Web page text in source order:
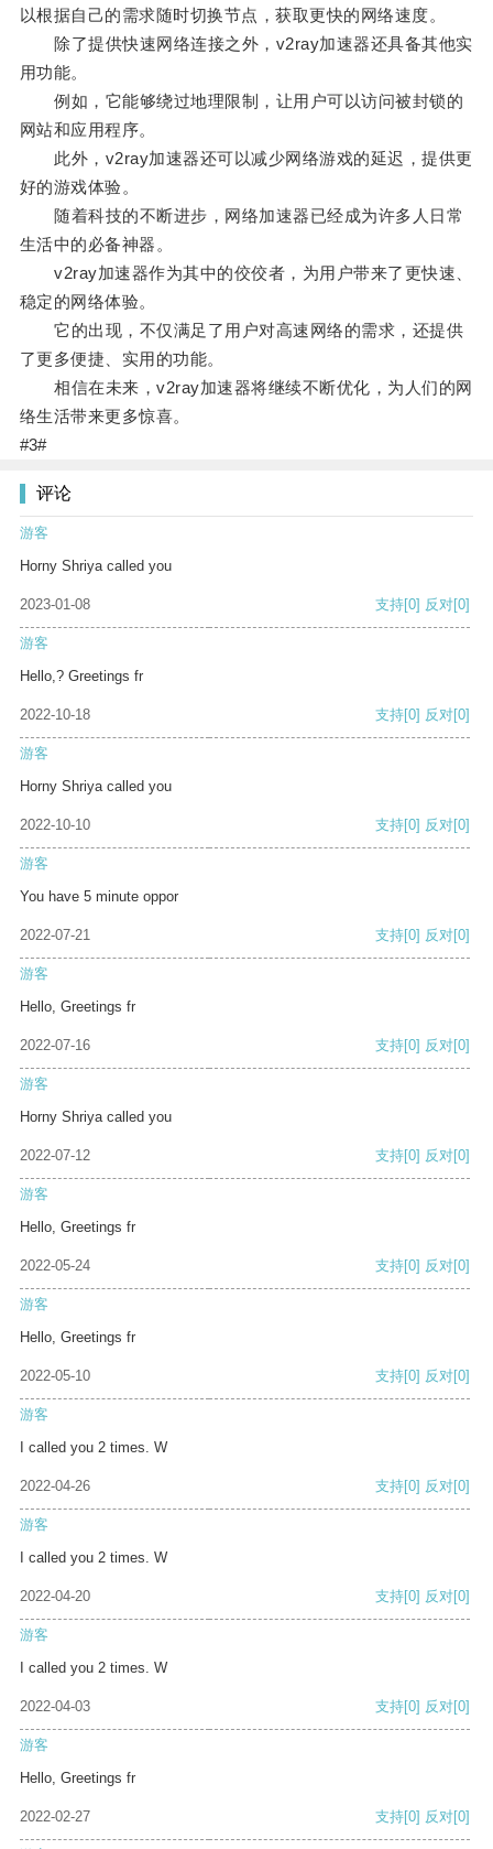
以根据自己的需求随时切换节点，获取更快的网络速度。
除了提供快速网络连接之外，v2ray加速器还具备其他实
用功能。
例如，它能够绕过地理限制，让用户可以访问被封锁的
网站和应用程序。
此外，v2ray加速器还可以减少网络游戏的延迟，提供更
好的游戏体验。
随着科技的不断进步，网络加速器已经成为许多人日常
生活中的必备神器。
v2ray加速器作为其中的佼佼者，为用户带来了更快速、
稳定的网络体验。
它的出现，不仅满足了用户对高速网络的需求，还提供
了更多便捷、实用的功能。
相信在未来，v2ray加速器将继续不断优化，为人们的网
络生活带来更多惊喜。
#3#
评论
游客
Horny Shriya called you
2023-01-08 支持[0] 反对[0]
游客
Hello,? Greetings fr
2022-10-18 支持[0] 反对[0]
游客
Horny Shriya called you
2022-10-10 支持[0] 反对[0]
游客
You have 5 minute oppor
2022-07-21 支持[0] 反对[0]
游客
Hello, Greetings fr
2022-07-16 支持[0] 反对[0]
游客
Horny Shriya called you
2022-07-12 支持[0] 反对[0]
游客
Hello, Greetings fr
2022-05-24 支持[0] 反对[0]
游客
Hello, Greetings fr
2022-05-10 支持[0] 反对[0]
游客
I called you 2 times. W
2022-04-26 支持[0] 反对[0]
游客
I called you 2 times. W
2022-04-20 支持[0] 反对[0]
游客
I called you 2 times. W
2022-04-03 支持[0] 反对[0]
游客
Hello, Greetings fr
2022-02-27 支持[0] 反对[0]